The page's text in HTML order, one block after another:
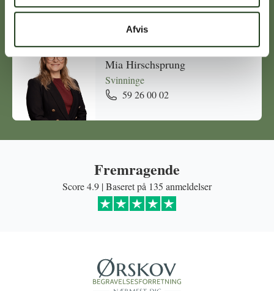
Afvis
Mia Hirschsprung
Svinninge
59 26 00 02
Fremragende
Score 4.9 | Baseret på 135 anmeldelser